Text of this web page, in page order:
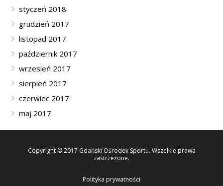
styczeń 2018
grudzień 2017
listopad 2017
październik 2017
wrzesień 2017
sierpień 2017
czerwiec 2017
maj 2017
Copyright © 2017 Gdański Ośrodek Sportu. Wszelkie prawa
zastrzeżone.
Polityka prywatności